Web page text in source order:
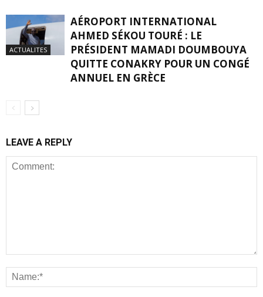
ACTUALITES
AÉROPORT INTERNATIONAL
AHMED SÉKOU TOURÉ : LE
PRÉSIDENT MAMADI DOUMBOUYA
QUITTE CONAKRY POUR UN CONGÉ
ANNUEL EN GRÈCE
LEAVE A REPLY